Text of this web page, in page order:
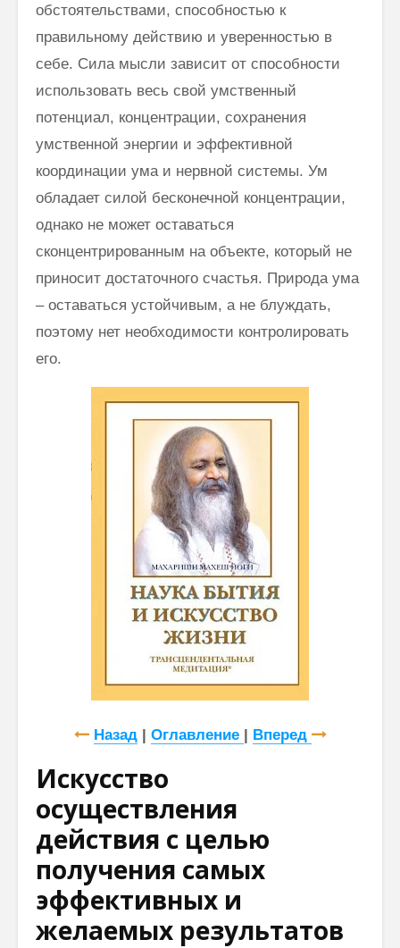
обстоятельствами, способностью к
правильному действию и уверенностью в
себе. Сила мысли зависит от способности
использовать весь свой умственный
потенциал, концентрации, сохранения
умственной энергии и эффективной
координации ума и нервной системы. Ум
обладает силой бесконечной концентрации,
однако не может оставаться
сконцентрированным на объекте, который не
приносит достаточного счастья. Природа ума
– оставаться устойчивым, а не блуждать,
поэтому нет необходимости контролировать
его.
Назад| Оглавление | Вперед
Искусство
осуществления
действия с целью
получения самых
эффективных и
желаемых результатов